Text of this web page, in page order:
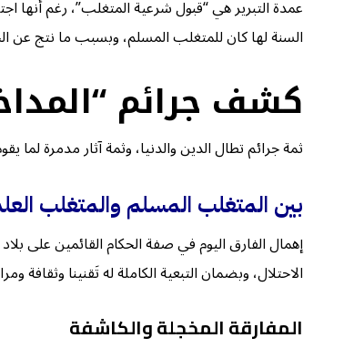
عمدة التبرير هي “قبول شرعية المتغلب”، رغم أنها
السنة لها كان للمتغلب المسلم، وبسبب ما نتج عن
كشف جرائم
ثمة جرائم تطال الدين والدنيا، وثمة آثار مدمرة لما
بين المتغلب المسلم والمتغلب
إهمال الفارق اليوم في صفة الحكام القائمين على
الاحتلال، وبضمان التبعية الكاملة له تَقنينا
المفارقة المخجلة والكاشفة